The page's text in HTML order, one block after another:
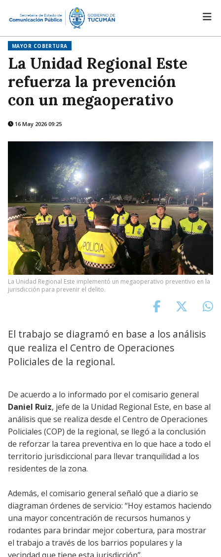
MAYOR COBERTURA
La Unidad Regional Este
refuerza la prevención
con un megaoperativo
16 May 2026 09:25
La Unidad Regional Este implementó un megaoperativo preventivo en la
jurisdicción para prevenir el delito.
El trabajo se diagramó en base a los análisis
que realiza el Centro de Operaciones
Policiales de la regional.
De acuerdo a lo informado por el comisario general
Daniel Ruiz, jefe de la Unidad Regional Este, en base al
análisis que se realiza desde el Centro de Operaciones
Policiales (COP) de la regional, se llegó a la conclusión
de reforzar la tarea preventiva en lo que hace a todo el
territorio jurisdiccional para llevar tranquilidad a los
residentes de la zona.
Además, el comisario general señaló que a diario se
diagraman órdenes de servicio: “Hoy estamos haciendo
una mayor concentración de recursos humanos y
rodantes para brindar mejor cobertura, para mostrar
el trabajo a través de los barrios populares y la
vecindad que tiene esta jurisdicción”.